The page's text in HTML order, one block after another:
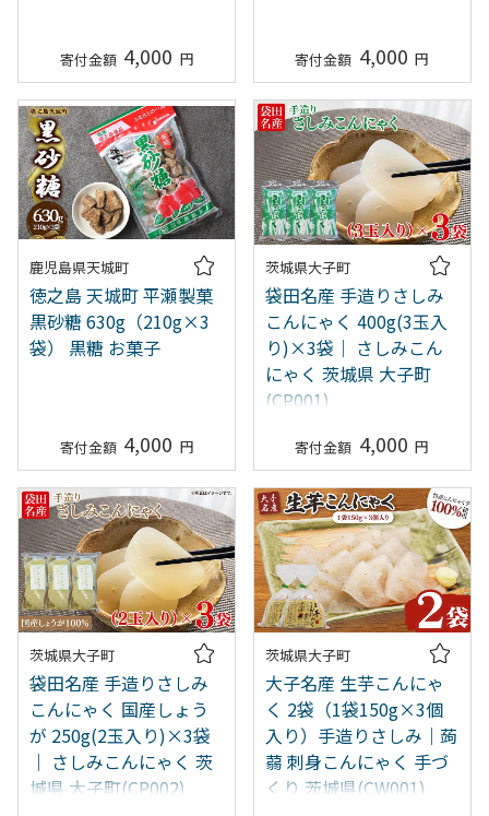
4,000 4,000
鹿児島県天城町
徳之島 天城町 平瀬製菓
黒砂糖 630g（210g×3
袋） 黒糖 お菓子
4,000
茨城県大子町
袋田名産 手造りさしみ
こんにゃく 400g(3玉入
り)×3袋｜ さしみこん
にゃく 茨城県 大子町
(CP001)
4,000
茨城県大子町
袋田名産 手造りさしみ
こんにゃく 国産しょう
が 250g(2玉入り)×3袋
｜ さしみこんにゃく 茨
城県 大子町(CP002)
茨城県大子町
大子名産 生芋こんにゃ
く 2袋（1袋150g×3個
入り）手造りさしみ｜蒟
蒻 刺身こんにゃく 手づ
くり 茨城県(CW001)